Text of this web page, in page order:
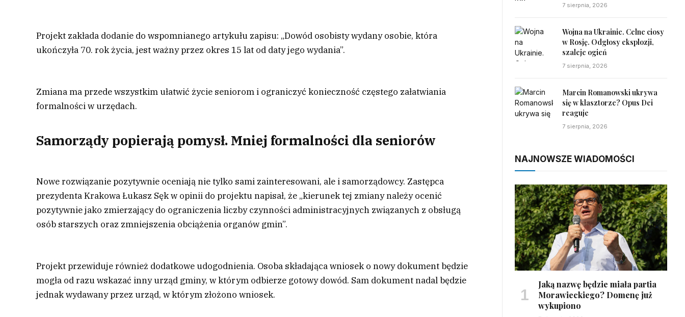
Projekt zakłada dodanie do wspomnianego artykułu zapisu: „Dowód osobisty wydany osobie, która
ukończyła 70. rok życia, jest ważny przez okres 15 lat od daty jego wydania”.
Zmiana ma przede wszystkim ułatwić życie seniorom i ograniczyć konieczność częstego załatwiania
formalności w urzędach.
Samorządy popierają pomysł. Mniej formalności dla seniorów
Nowe rozwiązanie pozytywnie oceniają nie tylko sami zainteresowani, ale i samorządowcy. Zastępca
prezydenta Krakowa Łukasz Sęk w opinii do projektu napisał, że „kierunek tej zmiany należy ocenić
pozytywnie jako zmierzający do ograniczenia liczby czynności administracyjnych związanych z obsługą
osób starszych oraz zmniejszenia obciążenia organów gmin”.
Projekt przewiduje również dodatkowe udogodnienia. Osoba składająca wniosek o nowy dokument będzie
mogła od razu wskazać inny urząd gminy, w którym odbierze gotowy dowód. Sam dokument nadal będzie
jednak wydawany przez urząd, w którym złożono wniosek.
7 sierpnia, 2026
Wojna na Ukrainie. Celne ciosy
w Rosję. Odgłosy eksplozji,
szaleje ogień
7 sierpnia, 2026
Marcin Romanowski ukrywa
się w klasztorze? Opus Dei
reaguje
7 sierpnia, 2026
NAJNOWSZE WIADOMOŚCI
Jaką nazwę będzie miała partia
Morawieckiego? Domenę już
wykupiono